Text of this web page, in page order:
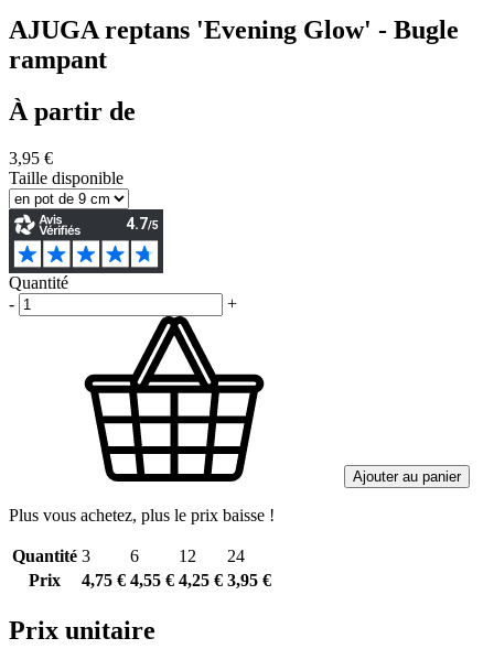
AJUGA reptans 'Evening Glow' - Bugle
rampant
À partir de
3,95 €
Taille disponible
Quantité
-
+
Ajouter au panier
Plus vous achetez, plus le prix baisse !
Quantité 3 6 12
24
Prix
4,75 € 4,55 € 4,25 € 3,95 €
Prix unitaire